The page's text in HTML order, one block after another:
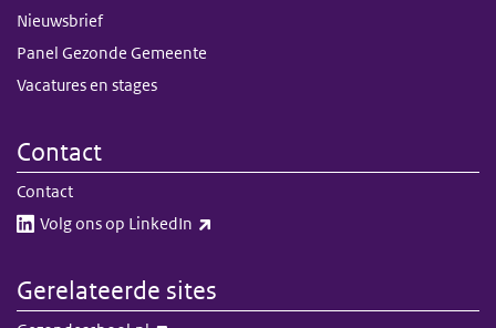
Nieuwsbrief
Panel Gezonde Gemeente
Vacatures en stages
Contact
Contact
Volg ons op LinkedIn​​
Gerelateerde sites